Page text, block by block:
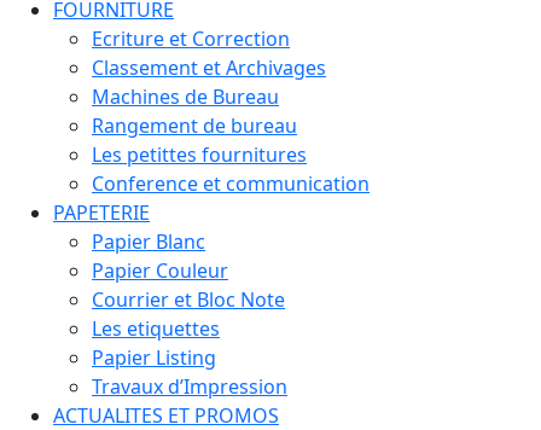
FOURNITURE
Ecriture et Correction
Classement et Archivages
Machines de Bureau
Rangement de bureau
Les petittes fournitures
Conference et communication
PAPETERIE
Papier Blanc
Papier Couleur
Courrier et Bloc Note
Les etiquettes
Papier Listing
Travaux d’Impression
ACTUALITES ET PROMOS